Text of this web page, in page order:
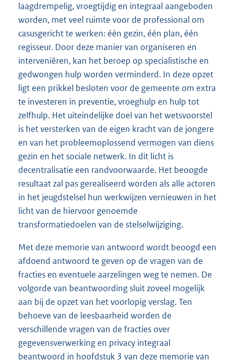
laagdrempelig, vroegtijdig en integraal aangeboden
worden, met veel ruimte voor de professional om
casusgericht te werken: één gezin, één plan, één
regisseur. Door deze manier van organiseren en
interveniëren, kan het beroep op specialistische en
gedwongen hulp worden verminderd. In deze opzet
ligt een prikkel besloten voor de gemeente om extra
te investeren in preventie, vroeghulp en hulp tot
zelfhulp. Het uiteindelijke doel van het wetsvoorstel
is het versterken van de eigen kracht van de jongere
en van het probleemoplossend vermogen van diens
gezin en het sociale netwerk. In dit licht is
decentralisatie een randvoorwaarde. Het beoogde
resultaat zal pas gerealiseerd worden als alle actoren
in het jeugdstelsel hun werkwijzen vernieuwen in het
licht van de hiervoor genoemde
transformatiedoelen van de stelselwijziging.
Met deze memorie van antwoord wordt beoogd een
afdoend antwoord te geven op de vragen van de
fracties en eventuele aarzelingen weg te nemen. De
volgorde van beantwoording sluit zoveel mogelijk
aan bij de opzet van het voorlopig verslag. Ten
behoeve van de leesbaarheid worden de
verschillende vragen van de fracties over
gegevensverwerking en privacy integraal
beantwoord in hoofdstuk 3 van deze memorie van